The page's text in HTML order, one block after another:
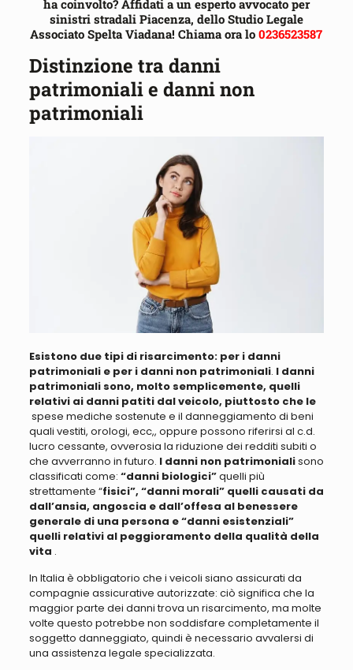
ha coinvolto? Affidati a un esperto avvocato per
sinistri stradali Piacenza, dello Studio Legale
Associato Spelta Viadana! Chiama ora lo0236523587
Distinzione tra danni
patrimoniali e danni non
patrimoniali
Esistono due tipi di risarcimento: peri danni
patrimoniali e peri danni non patrimoniali. I danni
patrimoniali sono, molto semplicemente, quelli
relativi ai danni patiti dal veicolo, piuttosto che le
spese mediche sostenute e il danneggiamento di beni
quali vestiti, orologi, ecc,, oppure possono riferirsi al c.d.
lucro cessante, ovverosia la riduzione dei redditi subiti o
che avverranno in futuro. I danni non patrimonialisono
classificati come: “danni biologici”quelli più
strettamente “fisici”, “danni morali” quelli causati da
dall’ansia, angoscia e dall’offesa al benessere
generale di una persona e “danni esistenziali”
quelli relativi al peggioramento della qualità della
vita .
In Italia è obbligatorio che i veicoli siano assicurati da
compagnie assicurative autorizzate: ciò significa che la
maggior parte dei danni trova un risarcimento, ma molte
volte questo potrebbe non soddisfare completamente il
soggetto danneggiato, quindi è necessario avvalersi di
una assistenza legale specializzata.